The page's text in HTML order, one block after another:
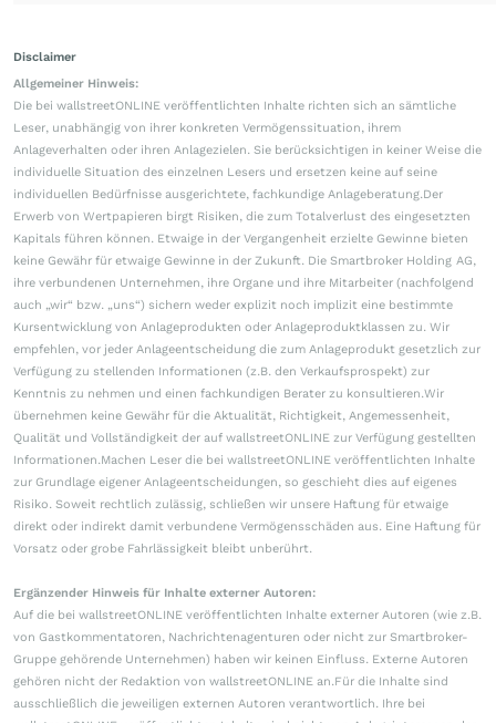
Disclaimer
Allgemeiner Hinweis:
Die bei wallstreetONLINE veröffentlichten Inhalte richten sich an sämtliche
Leser, unabhängig von ihrer konkreten Vermögenssituation, ihrem
Anlageverhalten oder ihren Anlagezielen. Sie berücksichtigen in keiner Weise die
individuelle Situation des einzelnen Lesers und ersetzen keine auf seine
individuellen Bedürfnisse ausgerichtete, fachkundige Anlageberatung.Der
Erwerb von Wertpapieren birgt Risiken, die zum Totalverlust des eingesetzten
Kapitals führen können. Etwaige in der Vergangenheit erzielte Gewinne bieten
keine Gewähr für etwaige Gewinne in der Zukunft. Die Smartbroker Holding AG,
ihre verbundenen Unternehmen, ihre Organe und ihre Mitarbeiter (nachfolgend
auch „wir“ bzw. „uns“) sichern weder explizit noch implizit eine bestimmte
Kursentwicklung von Anlageprodukten oder Anlageproduktklassen zu. Wir
empfehlen, vor jeder Anlageentscheidung die zum Anlageprodukt gesetzlich zur
Verfügung zu stellenden Informationen (z.B. den Verkaufsprospekt) zur
Kenntnis zu nehmen und einen fachkundigen Berater zu konsultieren.Wir
übernehmen keine Gewähr für die Aktualität, Richtigkeit, Angemessenheit,
Qualität und Vollständigkeit der auf wallstreetONLINE zur Verfügung gestellten
Informationen.Machen Leser die bei wallstreetONLINE veröffentlichten Inhalte
zur Grundlage eigener Anlageentscheidungen, so geschieht dies auf eigenes
Risiko. Soweit rechtlich zulässig, schließen wir unsere Haftung für etwaige
direkt oder indirekt damit verbundene Vermögensschäden aus. Eine Haftung für
Vorsatz oder grobe Fahrlässigkeit bleibt unberührt.
Ergänzender Hinweis für Inhalte externer Autoren:
Auf die bei wallstreetONLINE veröffentlichten Inhalte externer Autoren (wie z.B.
von Gastkommentatoren, Nachrichtenagenturen oder nicht zur Smartbroker-
Gruppe gehörende Unternehmen) haben wir keinen Einfluss. Externe Autoren
gehören nicht der Redaktion von wallstreetONLINE an.Für die Inhalte sind
ausschließlich die jeweiligen externen Autoren verantwortlich. Ihre bei